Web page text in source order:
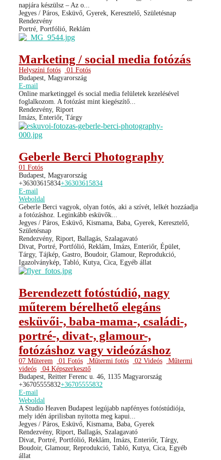
napjára készülsz – Az o...
Jegyes / Páros, Esküvő, Gyerek, Keresztelő, Születésnap
Rendezvény
Portré, Portfólió, Reklám
Marketing / social media fotózás
Helyszíni fotós
01 Fotós
Budapest, Magyarország
E-mail
Online marketinggel és social media felületek kezelésével
foglalkozom. A fotózást mint kiegészítő...
Rendezvény, Riport
Imázs, Enteriőr, Tárgy
Geberle Berci Photography
01 Fotós
Budapest, Magyarország
+36303615834+36303615834
E-mail
Weboldal
Geberle Berci vagyok, olyan fotós, aki a szívét, lelkét hozzáadja
a fotózáshoz. Leginkább esküvők...
Jegyes / Páros, Esküvő, Kismama, Baba, Gyerek, Keresztelő,
Születésnap
Rendezvény, Riport, Ballagás, Szalagavató
Divat, Portré, Portfólió, Reklám, Imázs, Enteriőr, Épület,
Tárgy, Tájkép, Gastro, Boudoir, Glamour, Reprodukció,
Igazolványkép, Tabló, Kutya, Cica, Egyéb állat
Berendezett fotóstúdió, nagy
műterem bérelhető elegáns
esküvői-, baba-mama-, családi-,
portré-, divat-, glamour-,
fotózáshoz vagy videózáshoz
07 Műterem 01 Fotós Műtermi fotós 02 Videós
Műtermi
videós
04 Képszerkesztő
Budapest, Reitter Ferenc u. 46, 1135 Magyarország
+36705555832+36705555832
E-mail
Weboldal
A Studio Heaven Budapest legújabb napfényes fotóstúdiója,
mely idén áprilisban nyitotta meg kapui...
Jegyes / Páros, Esküvő, Kismama, Baba, Gyerek
Rendezvény, Riport, Ballagás, Szalagavató
Divat, Portré, Portfólió, Reklám, Imázs, Enteriőr, Tárgy,
Boudoir, Glamour, Reprodukció, Tabló, Kutya, Cica, Egyéb
állat